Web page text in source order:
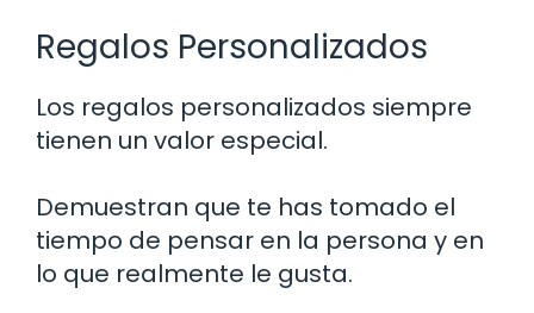
Regalos Personalizados
Los regalos personalizados siempre
tienen un valor especial.
Demuestran que te has tomado el
tiempo de pensar en la persona y en
lo que realmente le gusta.